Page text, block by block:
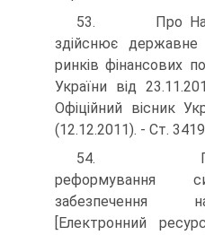
53. Про
здійснює
ринків фінансових
України від
Офіційний вісник
(12.12.2011). - Ст.
54. Про
реформування
забезпечення
[Електронний